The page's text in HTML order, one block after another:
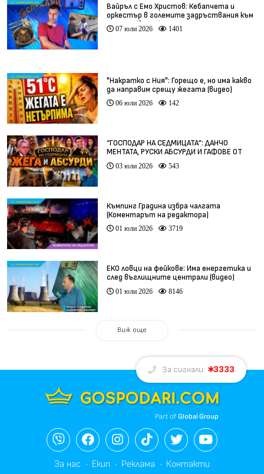
Вайръл с Емо Христов: Кебапчета и
оркестър в големите задръствания към
морето (видео)
07 юли 2026 1401
"Накратко с Ния": Горещо е, но има какво
да направим срещу жегата (видео)
06 юли 2026 142
“ГОСПОДАР НА СЕДМИЦАТА”: ДАНЧО
МЕНТАТА, РУСКИ АБСУРДИ И ГАФОВЕ ОТ
ЦЯЛ СВЯТ
03 юли 2026 543
Къмпинг Градина избра чалгата
(Коментарът на редактора)
01 юли 2026 3719
ЕКО ловци на фейкове: Има енергетика и
след въглищните централи (видео)
01 юли 2026 8146
Виж още
За сигнали: 3333
Part ofGlobal Group
За нас Екип Реклама Контакти